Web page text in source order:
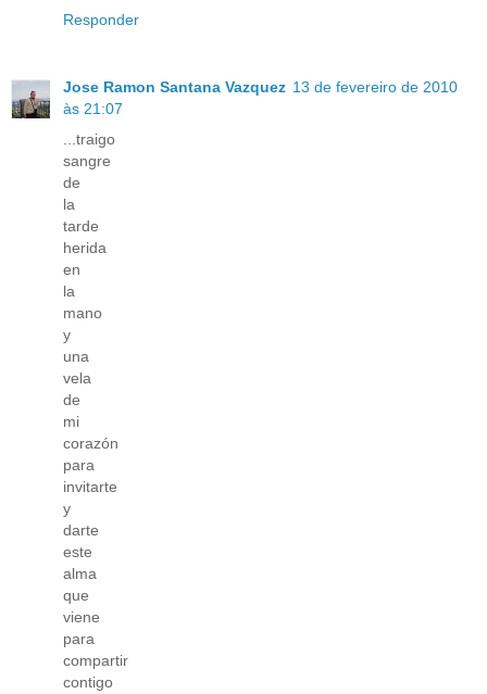
Responder
Jose Ramon Santana Vazquez 13 de fevereiro de 2010
às 21:07
...traigo
sangre
de
la
tarde
herida
en
la
mano
y
una
vela
de
mi
corazón
para
invitarte
y
darte
este
alma
que
viene
para
compartir
contigo